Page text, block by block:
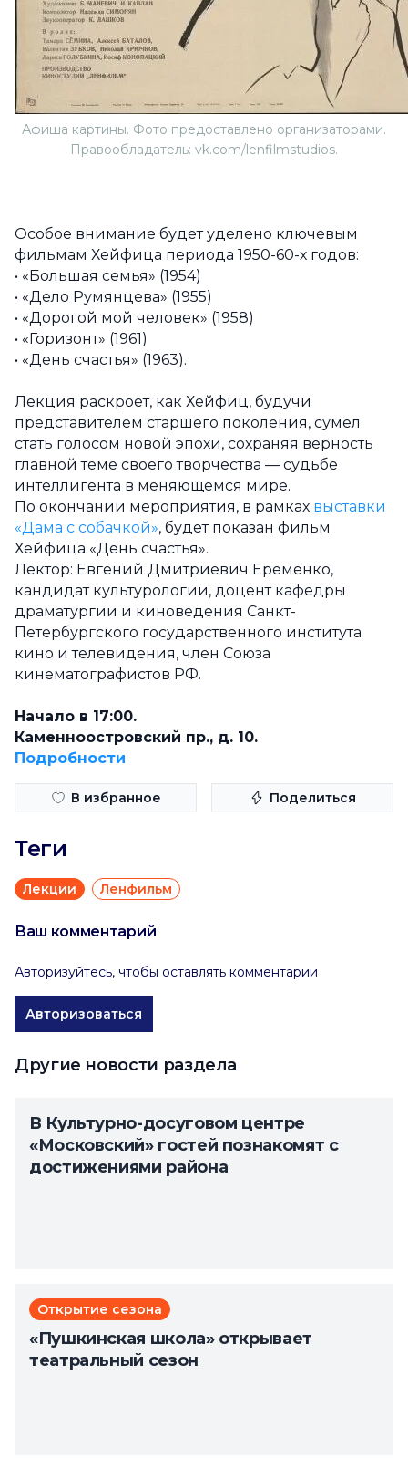
Афиша картины. Фото предоставлено организаторами.
Правообладатель: vk.com/lenfilmstudios.
Особое внимание будет уделено ключевым
фильмам Хейфица периода 1950-60-х годов:
• «Большая семья» (1954)
• «Дело Румянцева» (1955)
• «Дорогой мой человек» (1958)
• «Горизонт» (1961)
• «День счастья» (1963).
Лекция раскроет, как Хейфиц, будучи
представителем старшего поколения, сумел
стать голосом новой эпохи, сохраняя верность
главной теме своего творчества — судьбе
интеллигента в меняющемся мире.
По окончании мероприятия, в рамках выставки
«Дама с собачкой», будет показан фильм
Хейфица «День счастья».
Лектор: Евгений Дмитриевич Еременко,
кандидат культурологии, доцент кафедры
драматургии и киноведения Санкт-
Петербургского государственного института
кино и телевидения, член Союза
кинематографистов РФ.
Начало в 17:00.
Каменноостровский пр., д. 10.
Подробности
В избранное Поделиться
Теги
Лекции Ленфильм
Ваш комментарий
Авторизуйтесь, чтобы оставлять комментарии
Авторизоваться
Другие новости раздела
В Культурно-досуговом центре
«Московский» гостей познакомят с
достижениями района
Открытие сезона
«Пушкинская школа» открывает
театральный сезон